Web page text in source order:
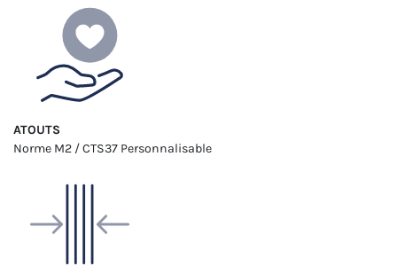
ATOUTS
Norme M2 / CTS37 Personnalisable